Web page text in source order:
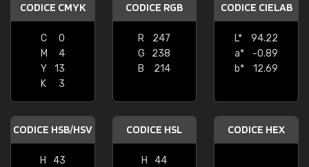
CODICE CMYK
C
0
M
4
Y
13
K
3
CODICE RGB
R
247
G
238
B
214
CODICE CIELAB
L*
94.22
a*
-0.89
b*
12.69
CODICE HSB/HSV
H
43
CODICE HSL
H
44
CODICE HEX